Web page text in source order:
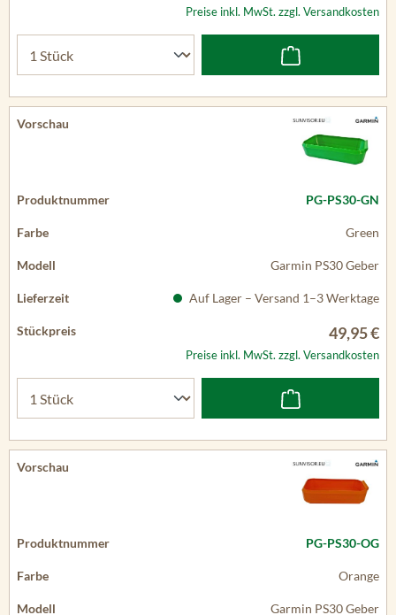
Preise inkl. MwSt. zzgl. Versandkosten
PG-PS30-GN
Green
Garmin PS30 Geber
Auf Lager – Versand 1–3 Werktage
49,95 €
Preise inkl. MwSt. zzgl. Versandkosten
PG-PS30-OG
Orange
Garmin PS30 Geber